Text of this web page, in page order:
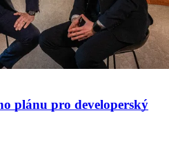
plánu pro developerský